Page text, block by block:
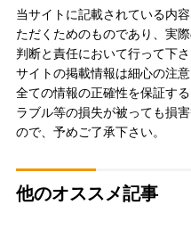
当サイトに記載されている内
ただくためのものであり、実
判断と責任において行って下
サイトの掲載情報は細心の注
全ての情報の正確性を保証す
ラブル等の損失が被っても損
ので、予めご了承下さい。
他のオススメ記事